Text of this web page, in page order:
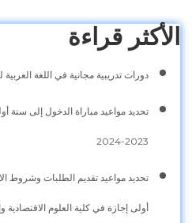
الأكثر قراءة
دورات تدريبية مجانية في اللغة
تحديد مواعيد مباراة الدخول إلى سنة
2023-2024
تحديد مواعيد تقديم الطلبات وشروط
أولى إجازة في كلية العلوم الاقتصادية